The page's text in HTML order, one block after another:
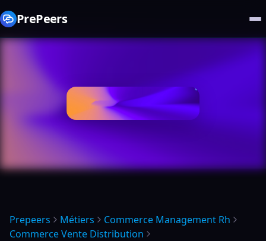
PrePeers
Prepeers Métiers
Commerce Management Rh
Commerce Vente Distribution